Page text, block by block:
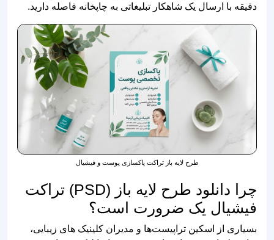
دقیقه با ارسال یک شاهکار تبلیغاتی به چاپخانه فاصله دارید.
طرح لایه باز تراکت پاکسازی پوست و فیشیال
چرا دانلود طرح لایه باز (PSD) تراکت
فیشیال یک ضرورت است؟
بسیاری از اسکین‌ تراپیست‌ها و مدیران کلینیک‌ های زیبایی،